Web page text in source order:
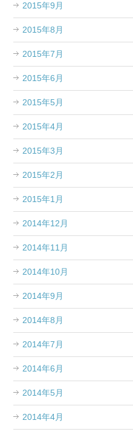
2015年9月
2015年8月
2015年7月
2015年6月
2015年5月
2015年4月
2015年3月
2015年2月
2015年1月
2014年12月
2014年11月
2014年10月
2014年9月
2014年8月
2014年7月
2014年6月
2014年5月
2014年4月